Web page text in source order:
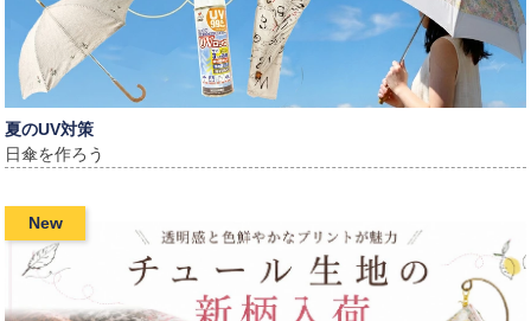
夏のUV対策
日傘を作ろう
New